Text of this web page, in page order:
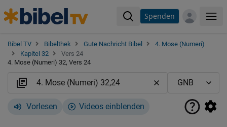
Spenden
Bibel TV Bibelthek Gute Nachricht Bibel
4. Mose (Numeri)
Kapitel 32
Vers 24
4. Mose (Numeri) 32, Vers 24
Vorlesen Videos einblenden